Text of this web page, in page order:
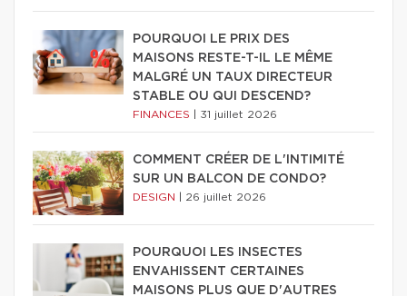
POURQUOI LE PRIX DES
MAISONS RESTE-T-IL LE MÊME
MALGRÉ UN TAUX DIRECTEUR
STABLE OU QUI DESCEND?
FINANCES 31 juillet 2026
COMMENT CRÉER DE L'INTIMITÉ
SUR UN BALCON DE CONDO?
DESIGN 26 juillet 2026
POURQUOI LES INSECTES
ENVAHISSENT CERTAINES
MAISONS PLUS QUE D'AUTRES